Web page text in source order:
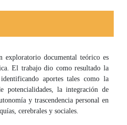
exploratorio documental teórico es
El trabajo dio como resultado la
aportes tales como la
potencialidades, la integración de
y trascendencia personal en
cerebrales y sociales.